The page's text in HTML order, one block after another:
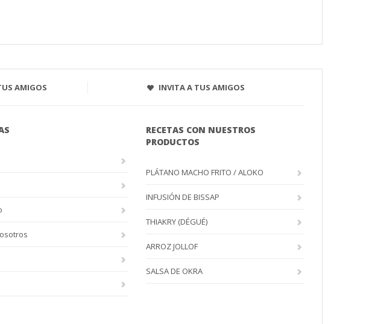
AMIGOS INVITA A TUS AMIGOS
RECETAS CON NUESTROS
PRODUCTOS
PLÁTANO MACHO FRITO / ALOKO
INFUSIÓN DE BISSAP
THIAKRY (DÉGUÉ)
ARROZ JOLLOF
SALSA DE OKRA